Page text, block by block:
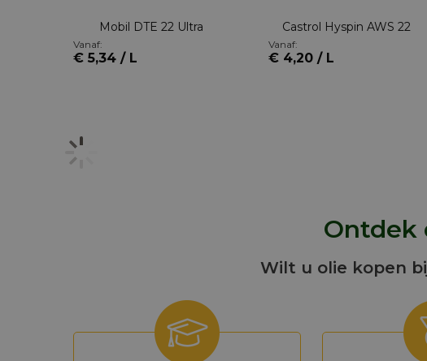
Mobil DTE 22 Ultra
Vanaf:
€ 5,34 / L
Castrol Hyspin AWS 22
Vanaf:
€ 4,20 / L
Ontdek
Wilt u olie kopen